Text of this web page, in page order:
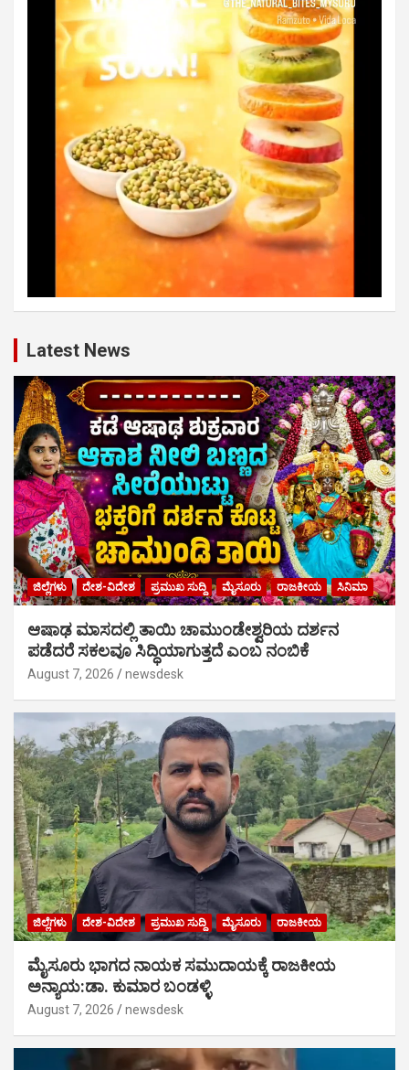
Latest News
ಜಿಲ್ಲೆಗಳು ದೇಶ-ವಿದೇಶ ಪ್ರಮುಖ ಸುದ್ದಿ ಮೈಸೂರು ರಾಜಕೀಯ ಸಿನಿಮಾ
ಆಷಾಢ ಮಾಸದಲ್ಲಿ ತಾಯಿ ಚಾಮುಂಡೇಶ್ವರಿಯ ದರ್ಶನ
ಪಡೆದರೆ ಸಕಲವೂ ಸಿದ್ಧಿಯಾಗುತ್ತದೆ ಎಂಬ ನಂಬಿಕೆ
August 7, 2026 newsdesk
ಜಿಲ್ಲೆಗಳು ದೇಶ-ವಿದೇಶ ಪ್ರಮುಖ ಸುದ್ದಿ ಮೈಸೂರು ರಾಜಕೀಯ
ಮೈಸೂರು ಭಾಗದ ನಾಯಕ ಸಮುದಾಯಕ್ಕೆ ರಾಜಕೀಯ
ಅನ್ಯಾಯ:ಡಾ. ಕುಮಾರ ಬಂಡಳ್ಳಿ
August 7, 2026 newsdesk